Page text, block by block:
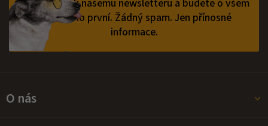
v
k
y
ý
Přihlaste se k našemu newsletteru a budete o všem
vědět jako první. Žádný spam. Jen přínosné
informace.
O nás